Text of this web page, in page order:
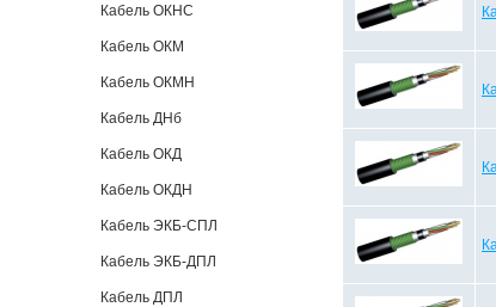
Кабель ОКНС
Кабель ОКМ
Кабель ОКМН
Кабель ДНб
Кабель ОКД
Кабель ОКДН
Кабель ЭКБ-СПЛ
Кабель ЭКБ-ДПЛ
Кабель ДПЛ